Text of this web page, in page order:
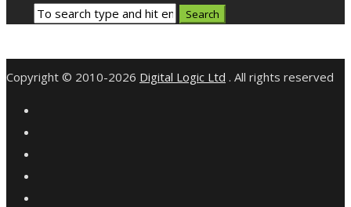
Copyright © 2010-2026 Digital Logic Ltd . All rights reserved